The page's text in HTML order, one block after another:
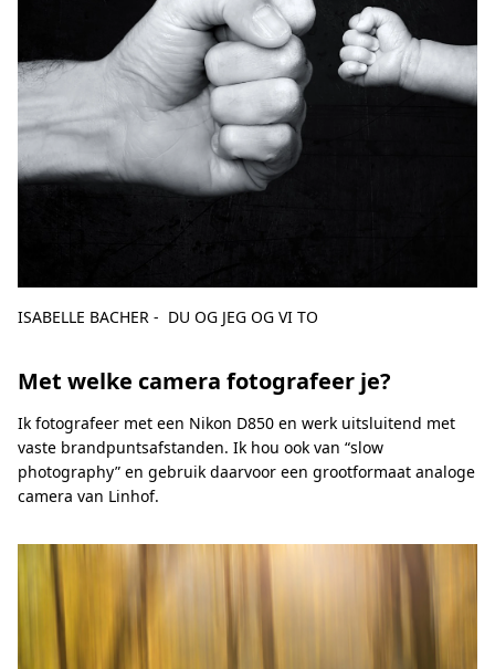
ISABELLE BACHER - DU OG JEG OG VI TO
Met welke camera fotografeer je?
Ik fotografeer met een Nikon D850 en werk uitsluitend met
vaste brandpuntsafstanden. Ik hou ook van “slow
photography” en gebruik daarvoor een grootformaat analoge
camera van Linhof.